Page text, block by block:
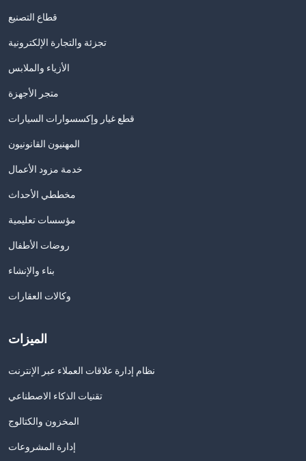
قطاع التصنيع
تجزئة والتجارة الإلكترونية
الأزياء والملابس
متجر الأجهزة
قطع غيار وإكسسوارات السيارات
المهنيون القانونيون
خدمة مزود الأعمال
مخططي الأحداث
مؤسسات تعليمية
روضات الأطفال
بناء والإنشاء
وكالات العقارات
الميزات
نظام إدارة علاقات العملاء عبر الإنترنت
تقنيات الذكاء الاصطناعي
المخزون والكتالوج
إدارة المشروعات